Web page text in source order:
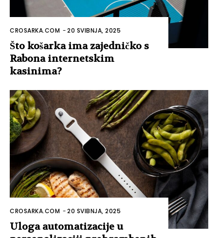
CROSARKA.COM -20 SVIBNJA, 2025
Što košarka ima zajedničko s
Rabona internetskim
kasinima?
CROSARKA.COM -20 SVIBNJA, 2025
Uloga automatizacije u